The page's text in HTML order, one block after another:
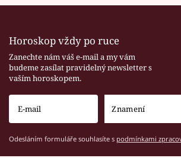
Horoskop vždy po ruce
Zanechte nám váš e-mail a my vám
budeme zasílat pravidelný newsletter s
vaším horoskopem.
Odesláním formuláře souhlasíte s podmínkami